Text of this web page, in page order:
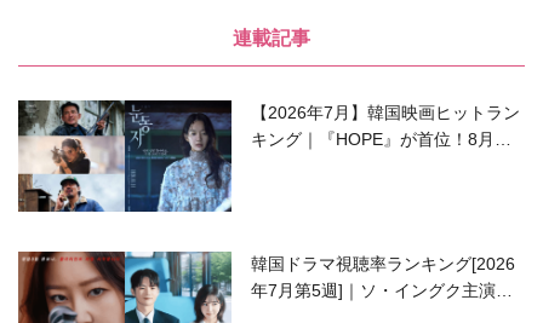
連載記事
【2026年7月】韓国映画ヒットラン
キング｜『HOPE』が首位！8月公
韓国ドラマ視聴率ランキング[2026
年7月第5週]｜ソ・イングク主演の